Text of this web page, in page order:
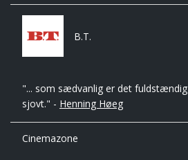
B.T.
"... som sædvanlig er det
sjovt." - Henning Høeg
Cinemazone